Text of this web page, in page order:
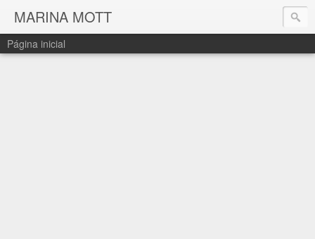
MARINA MOTT
Página inicial